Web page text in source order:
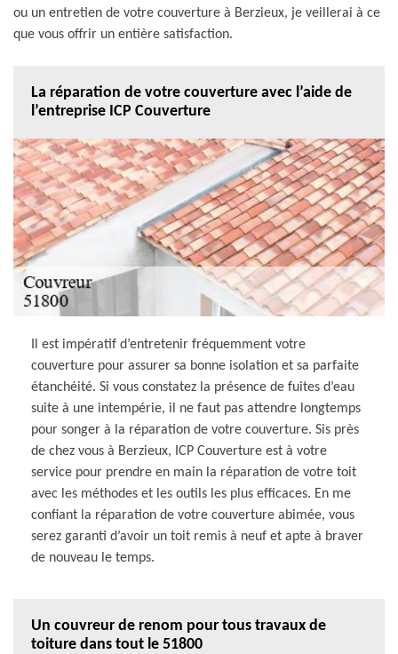
ou un entretien de votre couverture à Berzieux, je veillerai à ce
que vous offrir un entière satisfaction.
La réparation de votre couverture avec l’aide de
l’entreprise ICP Couverture
Il est impératif d’entretenir fréquemment votre
couverture pour assurer sa bonne isolation et sa parfaite
étanchéité. Si vous constatez la présence de fuites d’eau
suite à une intempérie, il ne faut pas attendre longtemps
pour songer à la réparation de votre couverture. Sis près
de chez vous à Berzieux, ICP Couverture est à votre
service pour prendre en main la réparation de votre toit
avec les méthodes et les outils les plus efficaces. En me
confiant la réparation de votre couverture abimée, vous
serez garanti d’avoir un toit remis à neuf et apte à braver
de nouveau le temps.
Un couvreur de renom pour tous travaux de
toiture dans tout le 51800